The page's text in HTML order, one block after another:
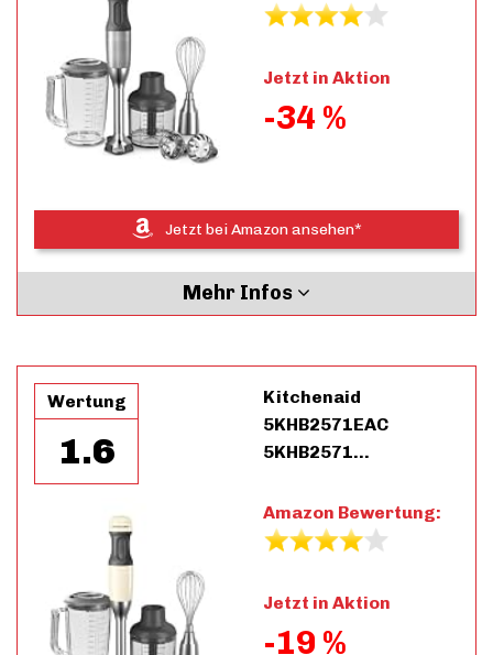
Jetzt in Aktion
-34 %
Jetzt bei Amazon ansehen*
Mehr Infos
Wertung
1.6
Kitchenaid
5KHB2571EAC
5KHB2571…
Amazon Bewertung:
Jetzt in Aktion
-19 %